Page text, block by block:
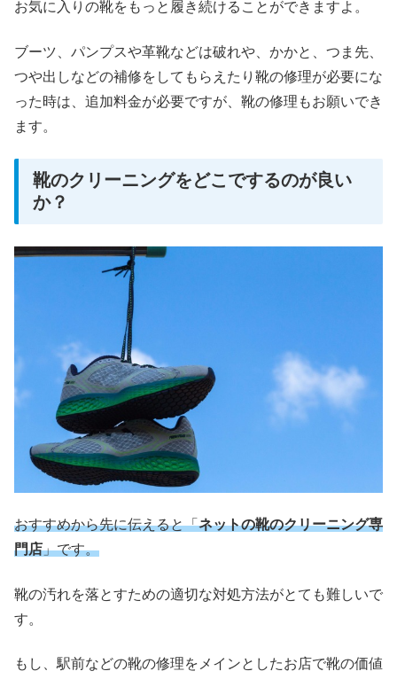
お気に入りの靴をもっと履き続けることができますよ。
ブーツ、パンプスや革靴などは破れや、かかと、つま先、
つや出しなどの補修をしてもらえたり靴の修理が必要にな
った時は、追加料金が必要ですが、靴の修理もお願いでき
ます。
靴のクリーニングをどこでするのが良い
か？
おすすめから先に伝えると「ネットの靴のクリーニング専
門店」です。
靴の汚れを落とすための適切な対処方法がとても難しいで
す。
もし、駅前などの靴の修理をメインとしたお店で靴の価値